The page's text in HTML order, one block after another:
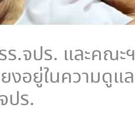
.จปร. และคณ
งอยู่ในความดู
ปร.